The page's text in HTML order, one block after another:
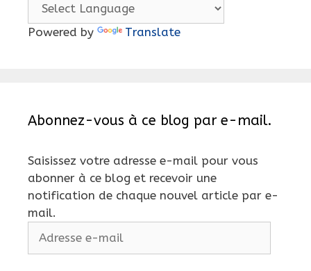
Powered by Translate
Abonnez-vous à ce blog par e-mail.
Saisissez votre adresse e-mail pour vous
abonner à ce blog et recevoir une
notification de chaque nouvel article par e-
mail.